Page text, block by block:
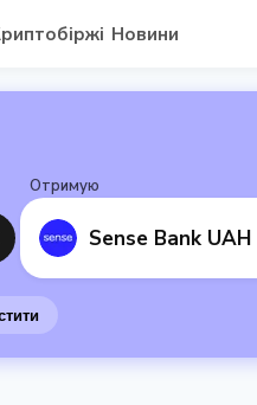
Новини
Отримую
Sense Bank UAH